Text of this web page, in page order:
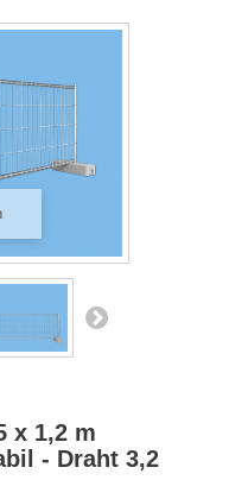
x 1,2 m
- Draht 3,2